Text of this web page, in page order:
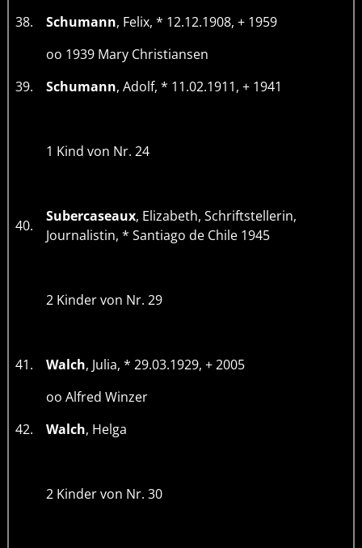
38. Schumann, Felix, * 12.12.1908, + 1959
oo 1939 Mary Christiansen
39.
Schumann, Adolf, * 11.02.1911, + 1941
1 Kind von Nr. 24
40.
Subercaseaux, Elizabeth, Schriftstellerin,
Journalistin, * Santiago de Chile 1945
2 Kinder von Nr. 29
41. Walch, Julia, * 29.03.1929, + 2005
oo Alfred Winzer
42.
Walch, Helga
2 Kinder von Nr. 30